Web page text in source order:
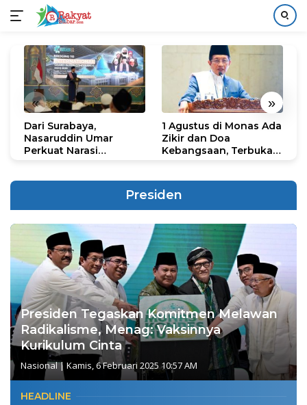
konten
« »
Dari Surabaya,
Nasaruddin Umar
Perkuat Narasi
1 Agustus di Monas Ada
Zikir dan Doa
Kebangsaan, Terbuka
Presiden
Presiden Tegaskan Komitmen Melawan
Radikalisme, Menag: Vaksinnya
Kurikulum Cinta
Nasional| Kamis, 6 Februari 2025 10:57 AM
HEADLINE